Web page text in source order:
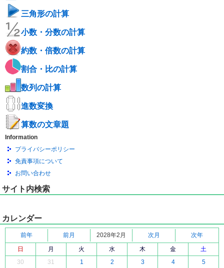
三角形の計算
小数・分数の計算
約数・倍数の計算
割合・比の計算
数列の計算
進数変換
算数の文章題
Information
プライバシーポリシー
免責事項について
お問い合わせ
サイト内検索
カレンダー
前年 前月 2028年2月 次月
次年
日
月 火 水 木 金
土
30
31 1 2 3 4 5